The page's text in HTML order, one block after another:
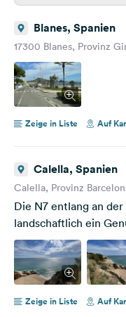
Blanes, Spanien
17300 Blanes, Provinz
Zeige in Liste Auf
Calella, Spanien
Calella, Provinz
Die N7 entlang an
landschaftlich ein
Zeige in Liste Auf